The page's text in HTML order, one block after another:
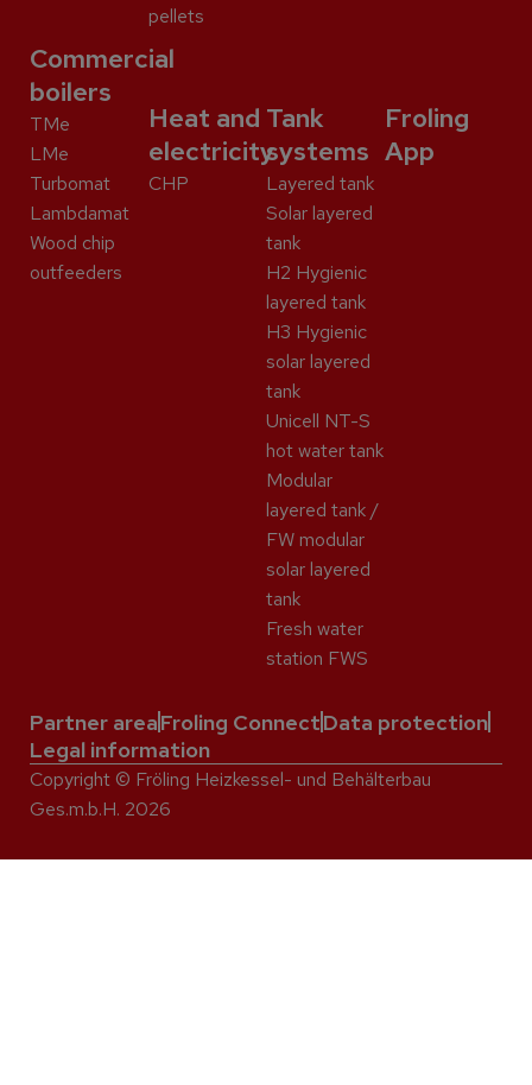
pellets
Commercial
boilers
TMe
LMe
Turbomat
Lambdamat
Wood chip
outfeeders
Heat and
electricity
CHP
Tank
systems
Layered tank
Solar layered
tank
H2 Hygienic
layered tank
H3 Hygienic
solar layered
tank
Unicell NT-S
hot water tank
Modular
layered tank /
FW modular
solar layered
tank
Fresh water
station FWS
Froling
App
Partner areaFroling ConnectData protection
Legal information
Copyright © Fröling Heizkessel- und Behälterbau
Ges.m.b.H. 2026